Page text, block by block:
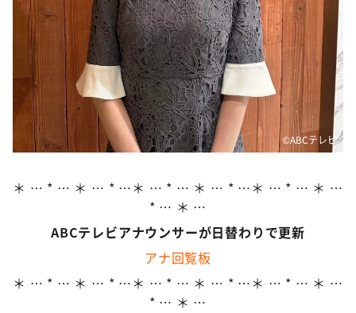
新婚さんいらっしゃい！
ポツンと一軒家
ザキ山小屋本館
ぺこぱのまるスポ
アナ回覧板
©ABCテレビ
＊ … * … ＊ … * …＊ … * … ＊ … * …＊ … * … ＊ …
* … ＊ …
ABCテレビアナウンサーが日替わりで更新
アナ回覧板
＊ … * … ＊ … * …＊ … * … ＊ … * …＊ … * … ＊ …
* … ＊ …